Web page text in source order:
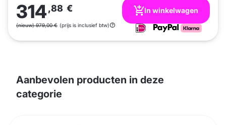
314,88 €
(nieuw) 979,00 € (prijs is inclusief btw)
In winkelwagen
Aanbevolen producten in deze
categorie